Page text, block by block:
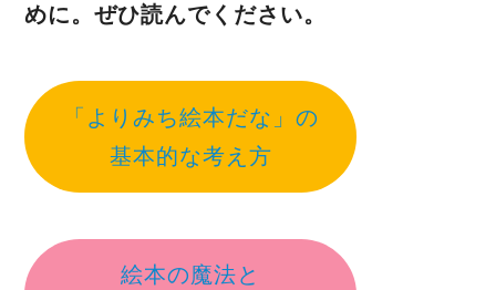
めに。ぜひ読んでください。
「よりみち絵本だな」の
基本的な考え方
絵本の魔法と